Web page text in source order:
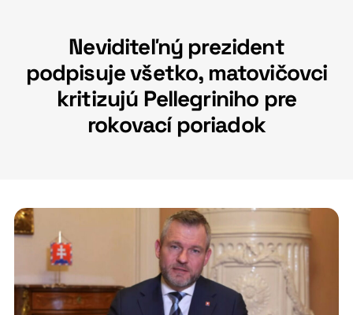
Neviditeľný prezident
podpisuje všetko, matovičovci
kritizujú Pellegriniho pre
rokovací poriadok